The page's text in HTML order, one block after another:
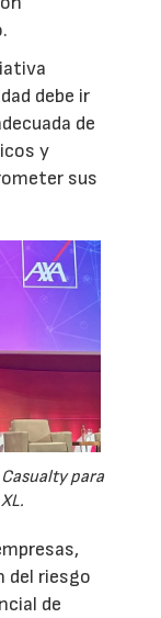
debe ir
de
y
sus
para
del riesgo
de